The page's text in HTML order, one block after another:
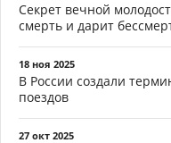
Секрет вечной
смерть и дарит
18 ноя 2025
В России создали
поездов
27 окт 2025